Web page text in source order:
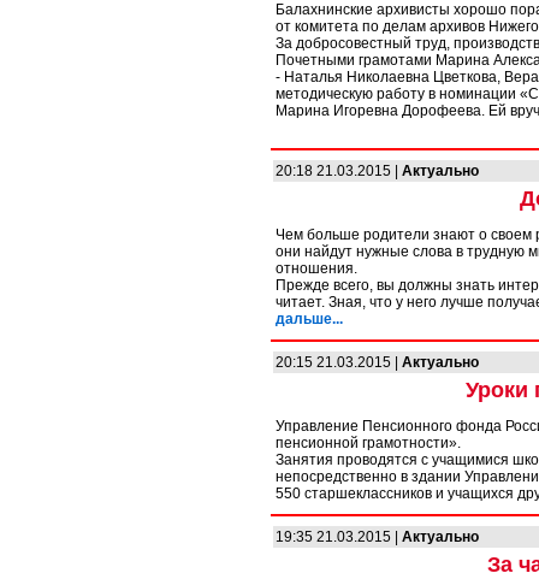
Балахнинские архивисты хорошо
от комитета по делам архивов
За добросовестный труд,
Почетными грамотами Марина
- Наталья Николаевна Цветкова,
методическую работу в номинации
Марина Игоревна Дорофеева. Ей
20:18 21.03.2015 | Актуально
Чем больше родители знают о
они найдут нужные слова в трудную
отношения.
Прежде всего, вы должны знать
читает. Зная, что у него лучше
дальше...
20:15 21.03.2015 | Актуально
Уроки
Управление Пенсионного фонда
пенсионной грамотности».
Занятия проводятся с учащимися
непосредственно в здании
550 старшеклассников и учащихся
19:35 21.03.2015 | Актуально
За